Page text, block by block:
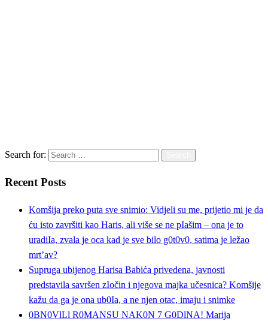
Search for:
Recent Posts
Komšija preko puta sve snimio: Vidjeli su me, prijetio mi je da
ću isto završiti kao Haris, ali više se ne pIašim – ona je to
uradiIa, zvala je oca kad je sve bilo g0t0v0, satima je ležao
mrt’av?
Supruga ubijenog Harisa Babića privedena, javnosti
predstavila savršen zIočin i njegova majka učesnica? Komšije
kažu da ga je ona ub0Ia, a ne njen otac, imaju i snimke
0BN0VlLl R0MANSU NAK0N 7 G0DlNA! Marija